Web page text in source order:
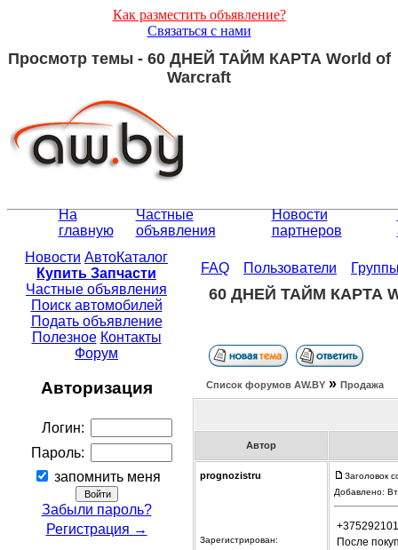
Как разместить объявление?
Связаться с нами
Просмотр темы - 60 ДНЕЙ ТАЙМ КАРТА World of
Warcraft
На
главную
Частные
объявления
Новости
партнеров
Новости АвтоКаталог
Купить Запчасти
Частные объявления
Поиск автомобилей
Подать объявление
Полезное Контакты
Форум
Авторизация
Логин:
Пароль:
запомнить меня
Забыли пароль?
Регистрация →
FAQ Пользователи
60 ДНЕЙ ТАЙМ КАРТА
Список форумов АW.BY » Продажа
Автор
prognozistru
Зарегистрирован:
Заголовок
Добавлено:
После